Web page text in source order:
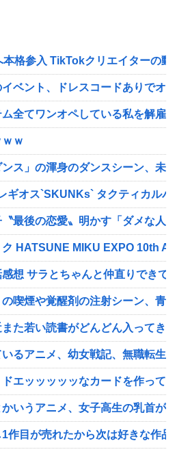
格参入 TikTokクリエイターの動
イベント、ドレスコードありでオ
ム全てワンオペしている私を解雇
ｗ
ンス」の渾身のダンスシーン、未
ギオス`SKUNKs` タクティカル
最後の恋愛〟明かす「ダメな人
HATSUNE MIKU EXPO 10th
想 サラとちゃんと仲直りできて
の喫煙や覚醒剤の注射シーン、
た若い読書がどんどん入ってき
るアニメ、幼女戦記、無職転生
ドエッッッッッなカードを作って
かいうアニメ、女子高生の乳首が
1作目が売れたから次は好きな作